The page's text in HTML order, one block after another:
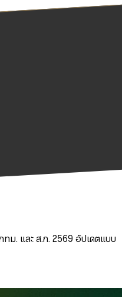
ม. และ ส.ก. 2569 อัปเดตแบบ